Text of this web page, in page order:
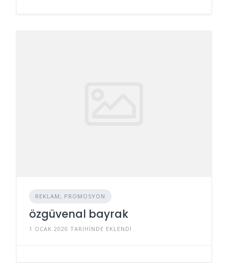
REKLAM, PROMOSYON
özgüvenal bayrak
1 OCAK 2020 TARIHINDE EKLENDI